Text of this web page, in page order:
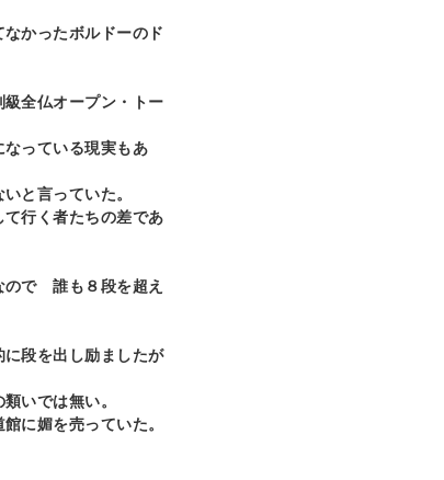
かったボルドーのド
全仏オープン・トー
なっている現実もあ
と言っていた。
行く者たちの差であ
ので 誰も８段を超え
段を出し励ましたが
いでは無い。
に媚を売っていた。